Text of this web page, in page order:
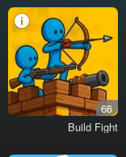
66
Build Fight